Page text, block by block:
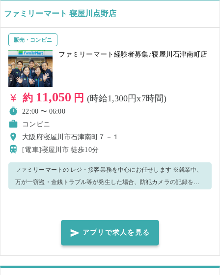
ファミリーマート 寝屋川点野店
販売・コンビニ
ファミリーマート経験者募集♪寝屋川石津南町店
約 11,050 円 (時給1,300円x7時間)
22:00 〜 06:00
コンビニ
大阪府寝屋川市石津南町７－１
[電車]寝屋川市徒歩10分
ファミリーマートの レジ・接客業務を中心にお任せします ※就業中、
万が一窃盗・金銭トラブル等が発生した場合、防犯カメラの記録を警
す。 ＜正しいマスク着用（任意）＞鼻～アゴまで、できるだけ隙間が
できないように覆うようにマスクを装着してください。 ※就業前に必
ず体調・体温チェックをした上、店長、又は店舗責任者へお伝えくだ
さい 【ご注意】 ・体調や発熱状況などからウイルス感染のおそれがあ
る場合、就業キャンセルとさせていただきます。感染拡大防止のた
アプリで求人を見る